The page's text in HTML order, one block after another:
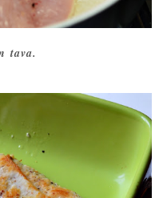
tava.